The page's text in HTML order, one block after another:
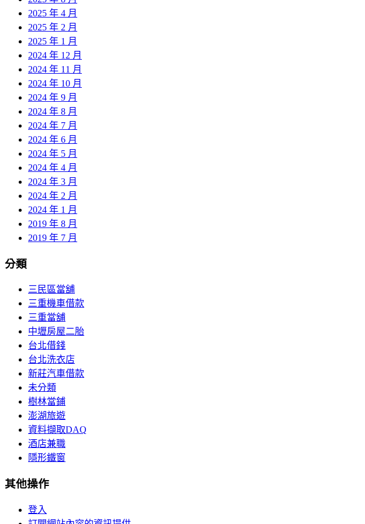
2025 年 4 月
2025 年 2 月
2025 年 1 月
2024 年 12 月
2024 年 11 月
2024 年 10 月
2024 年 9 月
2024 年 8 月
2024 年 7 月
2024 年 6 月
2024 年 5 月
2024 年 4 月
2024 年 3 月
2024 年 2 月
2024 年 1 月
2019 年 8 月
2019 年 7 月
分類
三民區當舖
三重機車借款
三重當舖
中壢房屋二胎
台北借錢
台北洗衣店
新莊汽車借款
未分類
樹林當鋪
澎湖旅遊
資料擷取DAQ
酒店兼職
隱形鐵窗
其他操作
登入